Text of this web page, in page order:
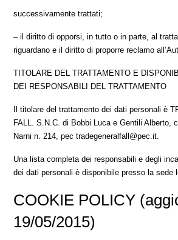
successivamente trattati;
– il diritto di opporsi, in tutto o in parte, al
riguardano e il diritto di proporre reclamo
TITOLARE DEL TRATTAMENTO E
DEI RESPONSABILI DEL TRATTAMENTO
Il titolare del trattamento dei dati personali è
FALL. S.N.C. di Bobbi Luca e Gentili Alberto,
Narni n. 214, pec tradegeneralfall@pec.it.
Una lista completa dei responsabili e degli
dei dati personali è disponibile presso la sede
COOKIE POLICY
19/05/2015)